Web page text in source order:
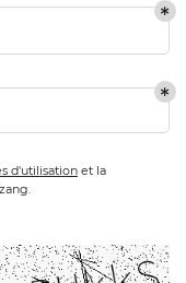
Une question
d'utilisation et la
.